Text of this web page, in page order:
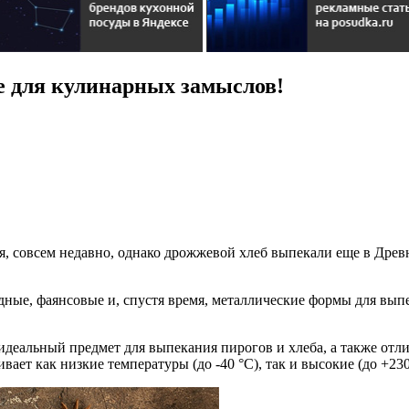
для кулинарных замыслов!
совсем недавно, однако дрожжевой хлеб выпекали еще в
фаянсовые и, спустя время, металлические формы для
предмет для выпекания пирогов и хлеба, а также
как низкие температуры (до -40 °C), так и высокие (до